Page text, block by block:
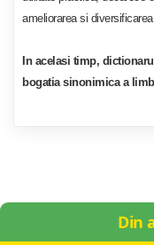
ameliorarea si
In acelasi timp,
bogatia sinonimica a
Din